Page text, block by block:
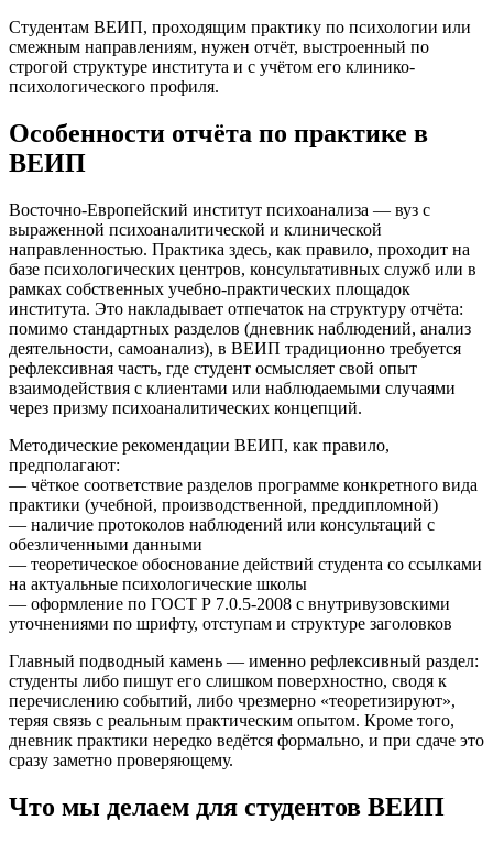
Студентам ВЕИП, проходящим практику по психологии или
смежным направлениям, нужен отчёт, выстроенный по
строгой структуре института и с учётом его клинико-
психологического профиля.
Особенности отчёта по практике в
ВЕИП
Восточно-Европейский институт психоанализа — вуз с
выраженной психоаналитической и клинической
направленностью. Практика здесь, как правило, проходит на
базе психологических центров, консультативных служб или в
рамках собственных учебно-практических площадок
института. Это накладывает отпечаток на структуру отчёта:
помимо стандартных разделов (дневник наблюдений, анализ
деятельности, самоанализ), в ВЕИП традиционно требуется
рефлексивная часть, где студент осмысляет свой опыт
взаимодействия с клиентами или наблюдаемыми случаями
через призму психоаналитических концепций.
Методические рекомендации ВЕИП, как правило,
предполагают:
— чёткое соответствие разделов программе конкретного вида
практики (учебной, производственной, преддипломной)
— наличие протоколов наблюдений или консультаций с
обезличенными данными
— теоретическое обоснование действий студента со ссылками
на актуальные психологические школы
— оформление по ГОСТ Р 7.0.5-2008 с внутривузовскими
уточнениями по шрифту, отступам и структуре заголовков
Главный подводный камень — именно рефлексивный раздел:
студенты либо пишут его слишком поверхностно, сводя к
перечислению событий, либо чрезмерно «теоретизируют»,
теряя связь с реальным практическим опытом. Кроме того,
дневник практики нередко ведётся формально, и при сдаче это
сразу заметно проверяющему.
Что мы делаем для студентов ВЕИП